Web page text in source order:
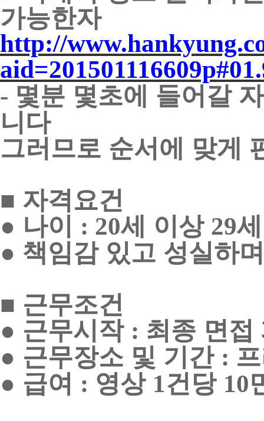
가능한자
http://
- 몇분 몇초에 들어갈
니다
그러므로 순서에 맞게
■ 자격요건
● 나이 : 20세 이상 29
● 책임감 있고 성실하
■ 근무조건
● 근무시작 : 최종 면접
● 근무장소 및 기간 :
● 급여 : 영상 1건당 10